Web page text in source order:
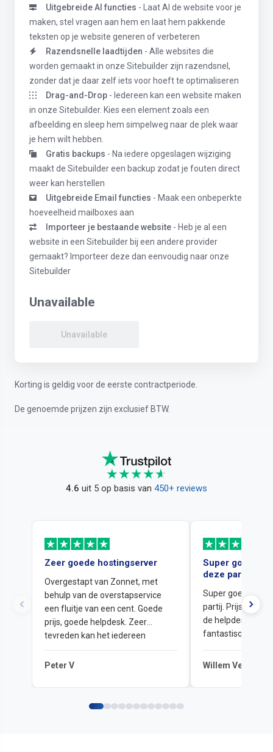
Unavailable
Unavailable
Uitgebreide AI functies - Laat AI de website voor je
maken, stel vragen aan hem en laat hem pakkende
teksten op je website generen of verbeteren
Razendsnelle laadtijden - Alle websites die
worden gemaakt in onze Sitebuilder zijn razendsnel,
zonder dat je daar zelf iets voor hoeft te optimaliseren
Drag-and-Drop - Iedereen kan een website maken
in onze Sitebuilder. Kies een element zoals een
afbeelding en sleep hem simpelweg naar de plek waar
je hem wilt hebben.
Gratis backups - Na iedere opgeslagen wijziging
maakt de Sitebuilder een backup zodat je fouten direct
weer kan herstellen
Uitgebreide Email functies - Maak een onbeperkte
hoeveelheid mailboxes aan
Importeer je bestaande website - Heb je al een
website in een Sitebuilder bij een andere provider
gemaakt? Importeer deze dan eenvoudig naar onze
Sitebuilder
Korting is geldig voor de eerste contractperiode.
De genoemde prijzen zijn exclusief BTW.
★★★★★
4.6 uit 5 op basis van 450+ reviews
Zeer goede hostingserver
Overgestapt van Zonnet, met
behulp van de overstapservice
een fluitje van een cent. Goede
prijs, goede helpdesk. Zeer
tevreden kan het iedereen
Peter V
Super goede
deze partij
Super goede
partij. Prijs
de helpdesk en
fantastisch. Ze
gehaald en dat is
Willem